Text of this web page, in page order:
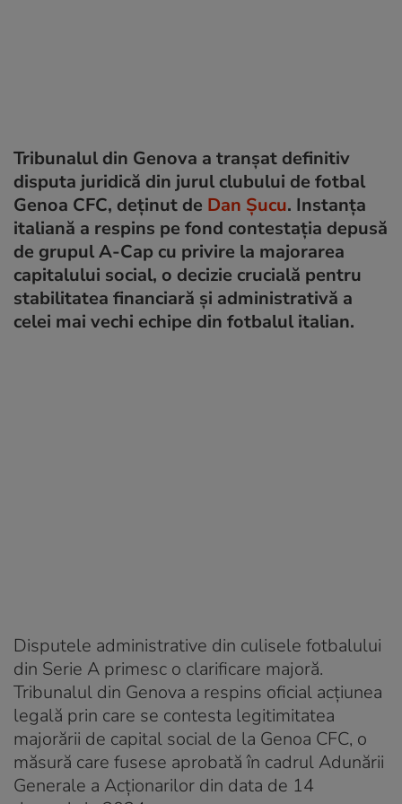
Tribunalul din Genova a tranșat definitiv
disputa juridică din jurul clubului de fotbal
Genoa CFC, deținut de Dan Șucu. Instanța
italiană a respins pe fond contestația depusă
de grupul A-Cap cu privire la majorarea
capitalului social, o decizie crucială pentru
stabilitatea financiară și administrativă a
celei mai vechi echipe din fotbalul italian.
Disputele administrative din culisele fotbalului
din Serie A primesc o clarificare majoră.
Tribunalul din Genova a respins oficial acțiunea
legală prin care se contesta legitimitatea
majorării de capital social de la Genoa CFC, o
măsură care fusese aprobată în cadrul Adunării
Generale a Acționarilor din data de 14